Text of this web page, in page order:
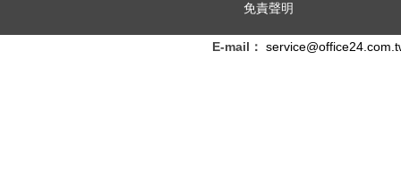
免責聲明
E-mail：